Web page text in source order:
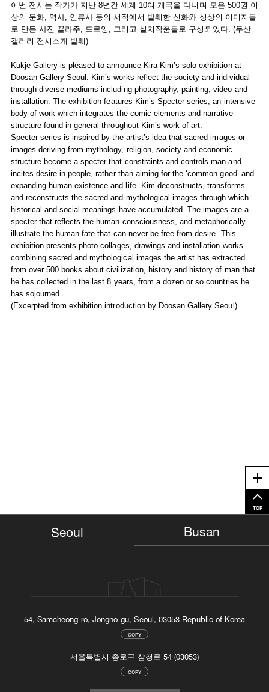
이번 전시는 작가가 지난 8년간 세계 10여 개국을 다니며 모은 500권 이
상의 문화, 역사, 인류사 등의 서적에서 발췌한 신화와 성상의 이미지들
로 만든 사진 꼴라주, 드로잉, 그리고 설치작품들로 구성되었다. (두산
갤러리 전시소개 발췌)
Kukje Gallery is pleased to announce Kira Kim’s solo exhibition at
Doosan Gallery Seoul. Kim’s works reflect the society and individual
through diverse mediums including photography, painting, video and
installation. The exhibition features Kim’s Specter series, an intensive
body of work which integrates the comic elements and narrative
structure found in general throughout Kim’s work of art.
Specter series is inspired by the artist’s idea that sacred images or
images deriving from mythology, religion, society and economic
structure become a specter that constraints and controls man and
incites desire in people, rather than aiming for the ‘common good’ and
expanding human existence and life. Kim deconstructs, transforms
and reconstructs the sacred and mythological images through which
historical and social meanings have accumulated. The images are a
specter that reflects the human consciousness, and metaphorically
illustrate the human fate that can never be free from desire. This
exhibition presents photo collages, drawings and installation works
combining sacred and mythological images the artist has extracted
from over 500 books about civilization, history and history of man that
he has collected in the last 8 years, from a dozen or so countries he
has sojourned.
(Excerpted from exhibition introduction by Doosan Gallery Seoul)
TOP
Seoul
54, Samcheong-ro, Jongno-gu, Seoul, 03053 Republic of Korea
COPY
서울특별시 종로구 삼청로 54 (03053)
COPY
Busan